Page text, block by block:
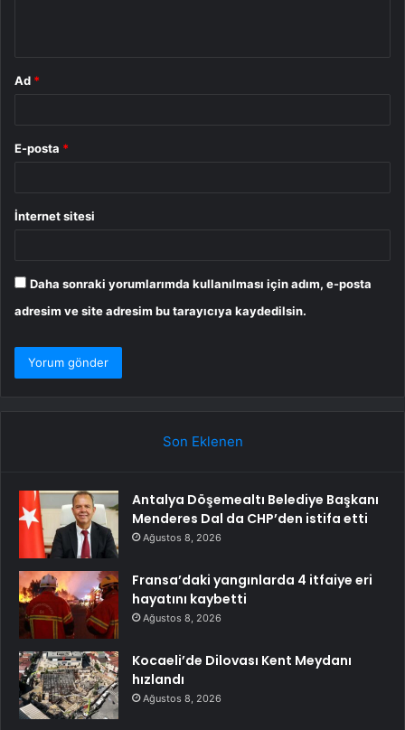
Ad *
E-posta *
İnternet sitesi
Daha sonraki yorumlarımda kullanılması için adım, e-posta
adresim ve site adresim bu tarayıcıya kaydedilsin.
Son Eklenen
Antalya Döşemealtı Belediye Başkanı
Menderes Dal da CHP’den istifa etti
Ağustos 8, 2026
Fransa’daki yangınlarda 4 itfaiye eri
hayatını kaybetti
Ağustos 8, 2026
Kocaeli’de Dilovası Kent Meydanı
hızlandı
Ağustos 8, 2026